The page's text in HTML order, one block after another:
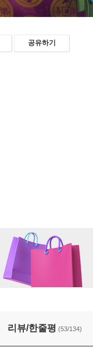
공유하기
리뷰/한줄평 (53/134)